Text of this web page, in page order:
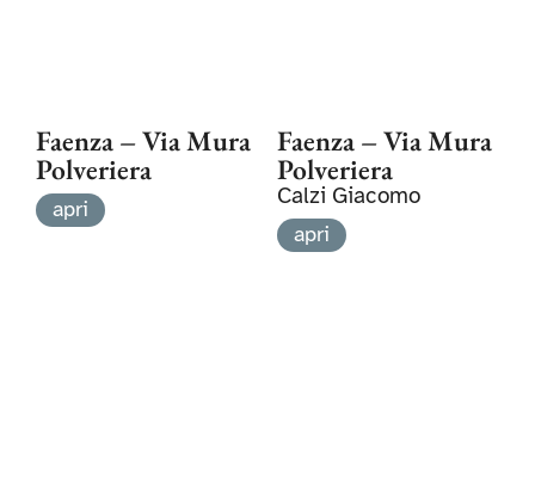
Faenza – Via Mura
Polveriera
apri
Faenza – Via Mura
Polveriera
Calzi Giacomo
apri